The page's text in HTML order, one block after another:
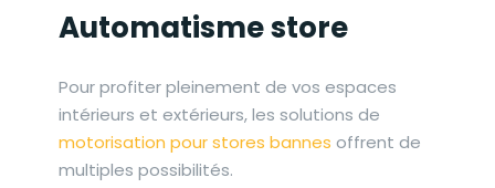
Automatisme store
Pour profiter pleinement de vos espaces
intérieurs et extérieurs, les solutions de
motorisation pour stores bannes offrent de
multiples possibilités.